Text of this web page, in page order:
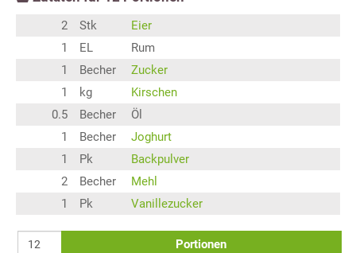
2 Stk
Eier
1
EL
Rum
1
Becher
Zucker
1
kg
Kirschen
0.5
Becher
Öl
1
Becher
Joghurt
1
Pk
Backpulver
2
Becher
Mehl
1
Pk Vanillezucker
Portionen